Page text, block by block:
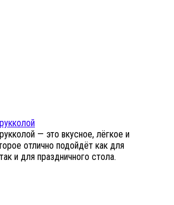
— это вкусное, лёгкое и
отлично подойдёт как для
и для праздничного стола.